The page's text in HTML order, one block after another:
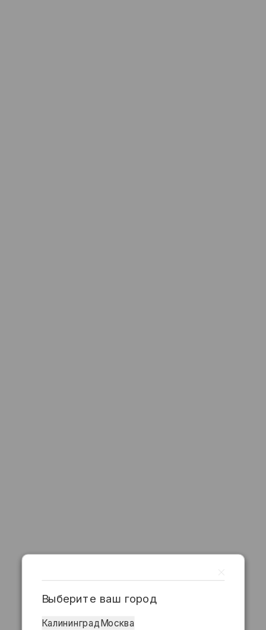
Выберите ваш город
Калининград Москва